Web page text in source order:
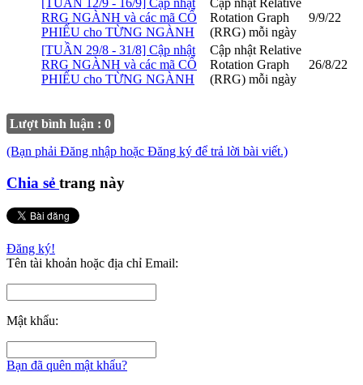
[TUẦN 12/9 - 16/9] Cập nhật
RRG NGÀNH và các mã CỔ
PHIẾU cho TỪNG NGÀNH
Cập nhật Relative
Rotation Graph
(RRG) mỗi ngày
9/9/22
[TUẦN 29/8 - 31/8] Cập nhật
RRG NGÀNH và các mã CỔ
PHIẾU cho TỪNG NGÀNH
Cập nhật Relative
Rotation Graph
(RRG) mỗi ngày
26/8/22
Lượt bình luận : 0
(Bạn phải Đăng nhập hoặc Đăng ký để trả lời bài viết.)
Chia sẻ trang này
Đăng ký!
Tên tài khoản hoặc địa chỉ Email:
Mật khẩu:
Bạn đã quên mật khẩu?